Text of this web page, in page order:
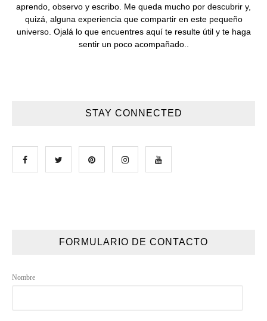
aprendo, observo y escribo. Me queda mucho por descubrir y,
quizá, alguna experiencia que compartir en este pequeño
universo. Ojalá lo que encuentres aquí te resulte útil y te haga
sentir un poco acompañado..
STAY CONNECTED
FORMULARIO DE CONTACTO
Nombre